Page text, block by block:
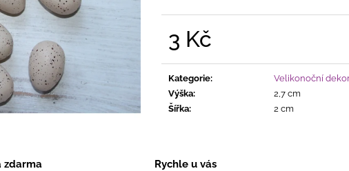
3 Kč
Kategorie:
Velikonoční
Výška:
2,7 cm
Šířka: 2 cm
zdarma Rychle u vás
KERAMICKÝ MODRÝ
Kč
455 Kč